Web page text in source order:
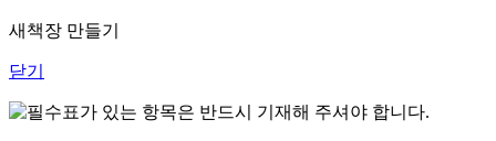
새책장 만들기
닫기
표가 있는 항목은 반드시 기재해 주셔야 합니다.